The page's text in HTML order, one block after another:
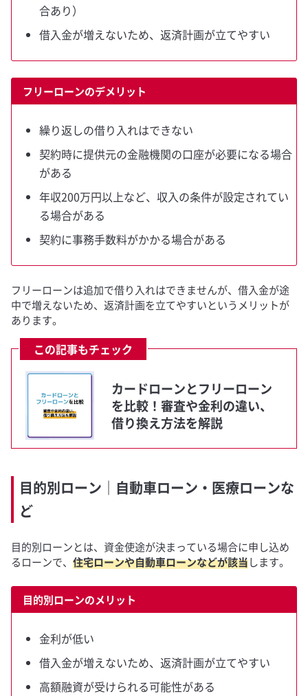
合あり）
借入金が増えないため、返済計画が立てやすい
フリーローンのデメリット
繰り返しの借り入れはできない
契約時に提供元の金融機関の口座が必要になる場合
がある
年収200万円以上など、収入の条件が設定されてい
る場合がある
契約に事務手数料がかかる場合がある
フリーローンは追加で借り入れはできませんが、借入金が途
中で増えないため、返済計画を立てやすいというメリットが
あります。
この記事もチェック
カードローンとフリーローン
を比較！審査や金利の違い、
借り換え方法を解説
目的別ローン｜自動車ローン・医療ローンな
ど
目的別ローンとは、資金使途が決まっている場合に申し込め
るローンで、 住宅ローンや自動車ローンなどが該当します。
目的別ローンのメリット
金利が低い
借入金が増えないため、返済計画が立てやすい
高額融資が受けられる可能性がある